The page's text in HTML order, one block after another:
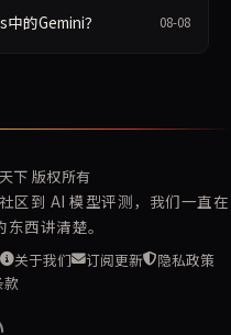
的Gemini？ 08-08
下 版权所有
区到 AI 模型评测，我们一直在
西讲清楚。
关于我们 订阅更新
隐私政策
款